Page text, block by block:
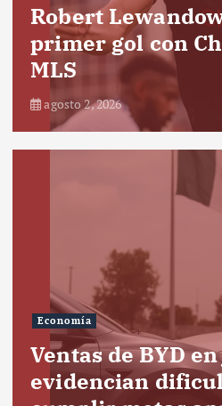
Robert
primer gol con
MLS
agosto 2, 2026
Economía
Ventas de BYD
evidencian